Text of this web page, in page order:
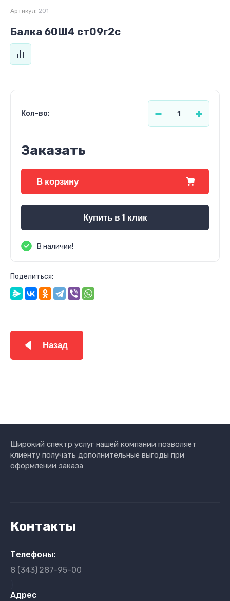
Артикул: 201
Балка 60Ш4 ст09г2с
Кол-во:
Заказать
В корзину
Купить в 1 клик
В наличии!
Поделиться:
Назад
Широкий спектр услуг нашей компании позволяет
клиенту получать дополнительные выгоды при
оформлении заказа
Контакты
Телефоны:
8 (343) 287-95-00
Адрес